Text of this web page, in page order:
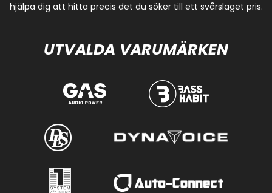
hjälpa dig att hitta precis det du söker till ett svårslaget pris.
UTVALDA VARUMÄRKEN